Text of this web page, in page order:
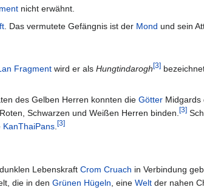
nicht erwähnt.
. Das vermutete Gefängnis ist der Mond und sein
Fragment wird er als Hungtindarogh[3]
des Gelben Herren konnten die Götter Midgards
Schwarzen und Weißen Herren binden.[3]
KanThaiPans.[3]
Lebenskraft Crom Cruach in Verbindung
die in den Grünen Hügeln , eine Welt der nahen